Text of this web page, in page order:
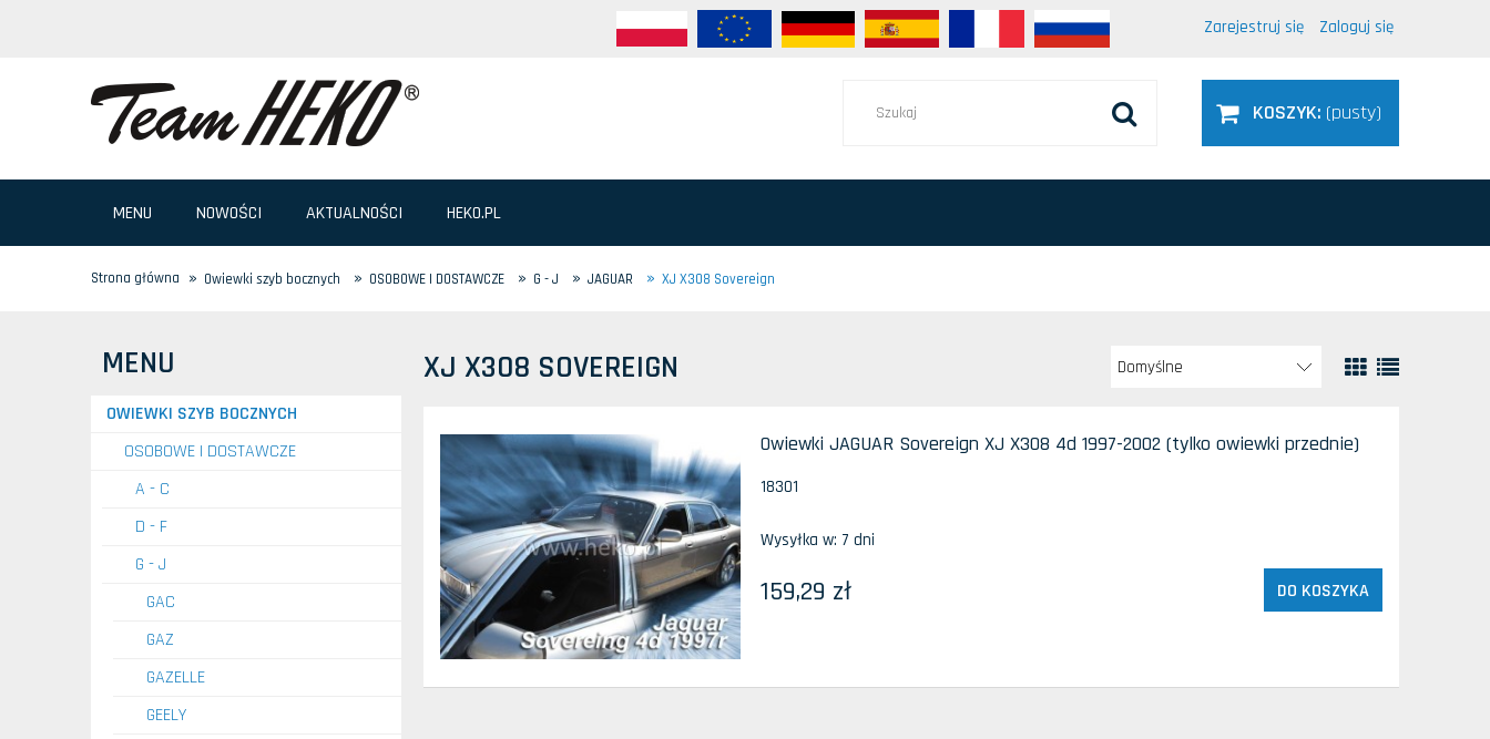
Zarejestruj się Zaloguj się
KOSZYK: (pusty)
MENU NOWOŚCI AKTUALNOŚCI HEKO.PL
Strona główna » Owiewki szyb bocznych » OSOBOWE I DOSTAWCZE » G - J » JAGUAR » XJ X308 Sovereign
MENU
OWIEWKI SZYB BOCZNYCH
OSOBOWE I DOSTAWCZE
A - C
D - F
G - J
GAC
GAZ
GAZELLE
GEELY
XJ X308 SOVEREIGN
Owiewki JAGUAR Sovereign XJ X308 4d 1997-2002 (tylko owiewki przednie)
18301
Wysyłka w: 7 dni
159,29 zł DO KOSZYKA